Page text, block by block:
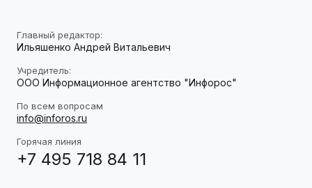
Главный редактор:
Ильяшенко Андрей Витальевич
Учредитель:
ООО Информационное агентство "Инфорос"
По всем вопросам
info@inforos.ru
Горячая линия
+7 495 718 84 11